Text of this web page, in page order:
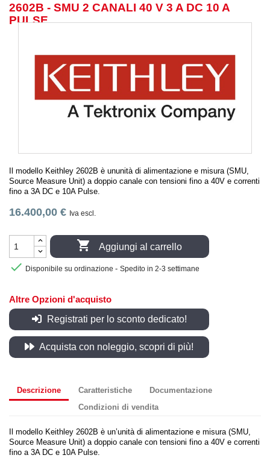
2602B - SMU 2 CANALI 40 V 3 A DC 10 A
PULSE
Il modello Keithley 2602B è ununità di alimentazione e misura (SMU,
Source Measure Unit) a doppio canale con tensioni fino a 40V e correnti
fino a 3A DC e 10A Pulse.
16.400,00 € Iva escl.
 Aggiungi al carrello
 Disponibile su ordinazione - Spedito in 2-3 settimane
Altre Opzioni d'acquisto
Registrati per lo sconto dedicato!
Acquista con noleggio, scopri di più!
Descrizione Caratteristiche
Documentazione
Condizioni di vendita
modello Keithley 2602B è un’unità di alimentazione e misura (SMU,
Source Measure Unit) a doppio canale con tensioni fino a 40V e correnti
fino a 3A DC e 10A Pulse.